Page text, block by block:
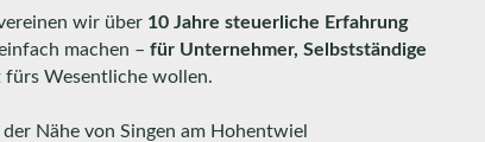
wir über 10 Jahre steuerliche Erfahrung
machen – für Unternehmer, Selbstständige
fürs Wesentliche wollen.
Nähe von Singen am Hohentwiel